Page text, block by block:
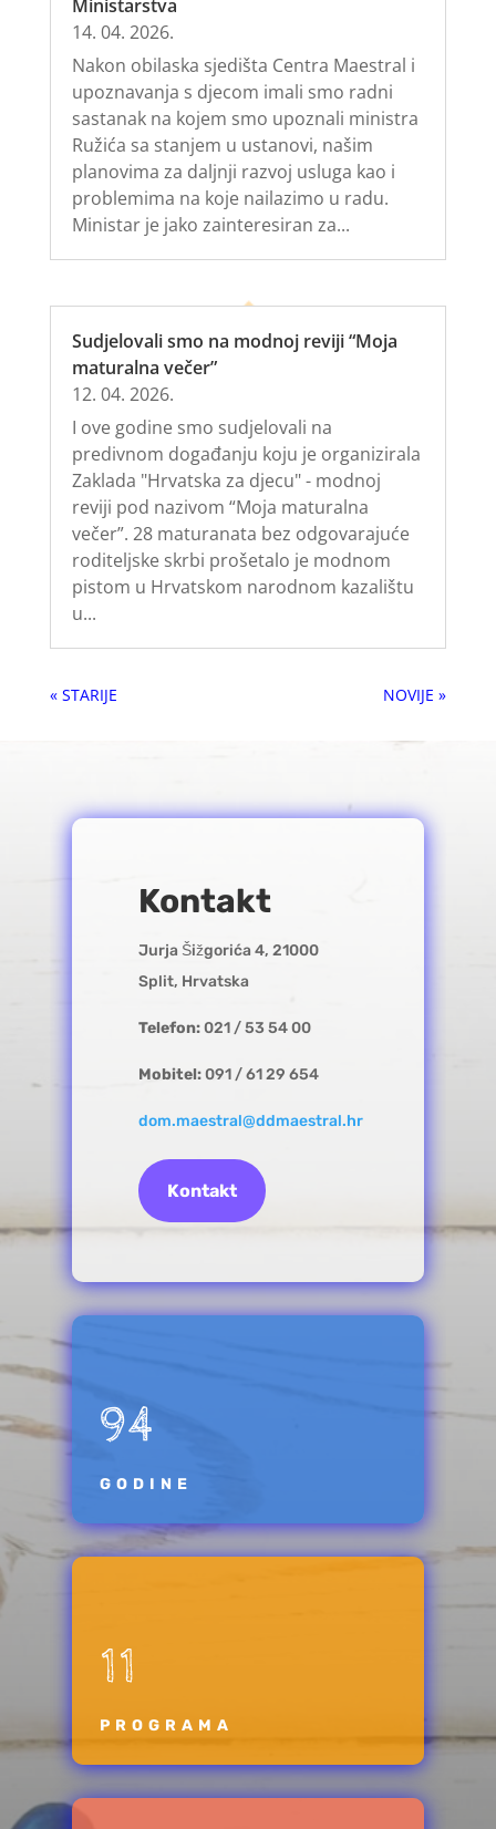
Ministarstva
14. 04. 2026.
Nakon obilaska sjedišta Centra Maestral i
upoznavanja s djecom imali smo radni
sastanak na kojem smo upoznali ministra
Ružića sa stanjem u ustanovi, našim
planovima za daljnji razvoj usluga kao i
problemima na koje nailazimo u radu.
Ministar je jako zainteresiran za...
Sudjelovali smo na modnoj reviji “Moja
maturalna večer”
12. 04. 2026.
I ove godine smo sudjelovali na
predivnom događanju koju je organizirala
Zaklada "Hrvatska za djecu" - modnoj
reviji pod nazivom “Moja maturalna
večer”. 28 maturanata bez odgovarajuće
roditeljske skrbi prošetalo je modnom
pistom u Hrvatskom narodnom kazalištu
u...
« Older Entries Next Entries »
Kontakt
Jurja Šižgorića 4, 21000
Split, Hrvatska
Telefon:021 / 53 54 00
Mobitel:091 / 61 29 654
dom.maestral@ddmaestral.hr
Kontakt
94
GODINE
11
PROGRAMA